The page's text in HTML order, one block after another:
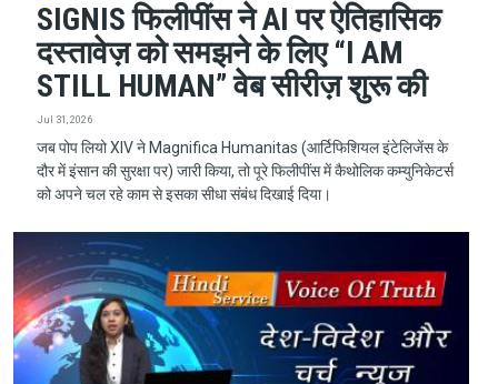
SIGNIS फिलीपींस ने AI पर ऐतिहासिक
दस्तावेज़ को समझने के लिए “I AM
STILL HUMAN” वेब सीरीज़ शुरू की
Jul 31, 2026
जब पोप लियो XIV ने Magnifica Humanitas (आर्टिफिशियल इंटेलिजेंस के
दौर में इंसान की सुरक्षा पर) जारी किया, तो पूरे फिलीपींस में कैथोलिक कम्युनिकेटर्स
को अपने चल रहे काम से इसका सीधा संबंध दिखाई दिया।